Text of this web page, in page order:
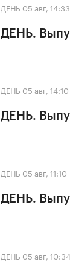
ДЕНЬ 05 авг, 14:33
ДЕНЬ.
ДЕНЬ 05 авг, 14:10
ДЕНЬ.
ДЕНЬ 05 авг, 11:10
ДЕНЬ.
ДЕНЬ 05 авг, 10:34